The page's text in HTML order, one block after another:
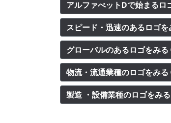
アルファべットDで始まるロ
スピード・迅速のあるロゴを
グローバルのあるロゴをみる
物流・流通業種のロゴをみる
製造 ・設備業種のロゴをみる